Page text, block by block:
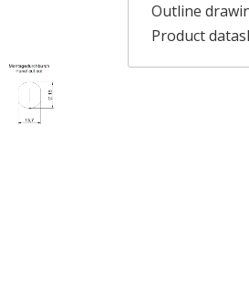
Outline
Product